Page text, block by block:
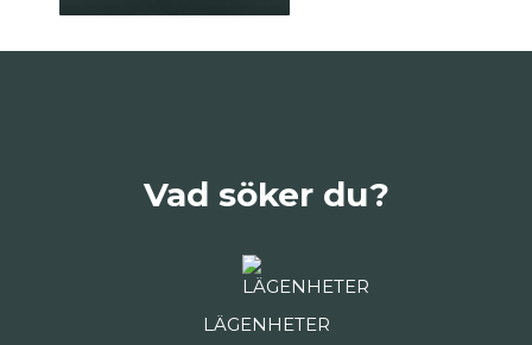
Vad söker du?
LÄGENHETER